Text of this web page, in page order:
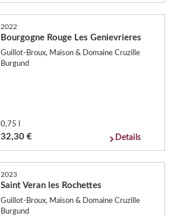
2022
Bourgogne Rouge Les Genievrieres
Guillot-Broux, Maison & Domaine Cruzille
Burgund
0,75 l
32,30 € Details
2023
Saint Veran les Rochettes
Guillot-Broux, Maison & Domaine Cruzille
Burgund